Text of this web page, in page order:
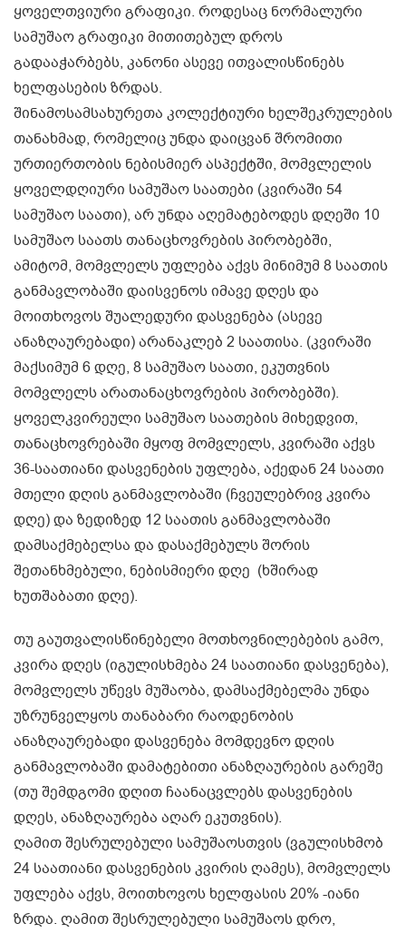
ყოველთვიური გრაფიკი. როდესაც ნორმალური
სამუშაო გრაფიკი მითითებულ დროს
გადააჭარბებს, კანონი ასევე ითვალისწინებს
ხელფასების ზრდას.
შინამოსამსახურეთა კოლექტიური ხელშეკრულების
თანახმად, რომელიც უნდა დაიცვან შრომითი
ურთიერთობის ნებისმიერ ასპექტში, მომვლელის
ყოველდღიური სამუშაო საათები (კვირაში 54
სამუშაო საათი), არ უნდა აღემატებოდეს დღეში 10
სამუშაო საათს თანაცხოვრების პირობებში,
ამიტომ, მომვლელს უფლება აქვს მინიმუმ 8 საათის
განმავლობაში დაისვენოს იმავე დღეს და
მოითხოვოს შუალედური დასვენება (ასევე
ანაზღაურებადი) არანაკლებ 2 საათისა. (კვირაში
მაქსიმუმ 6 დღე, 8 სამუშაო საათი, ეკუთვნის
მომვლელს არათანაცხოვრების პირობებში).
ყოველკვირეული სამუშაო საათების მიხედვით,
თანაცხოვრებაში მყოფ მომვლელს, კვირაში აქვს
36-საათიანი დასვენების უფლება, აქედან 24 საათი
მთელი დღის განმავლობაში (ჩვეულებრივ კვირა
დღე) და ზედიზედ 12 საათის განმავლობაში
დამსაქმებელსა და დასაქმებულს შორის
შეთანხმებული, ნებისმიერი დღე (ხშირად
ხუთშაბათი დღე).
თუ გაუთვალისწინებელი მოთხოვნილებების გამო,
კვირა დღეს (იგულისხმება 24 საათიანი დასვენება),
მომვლელს უწევს მუშაობა, დამსაქმებელმა უნდა
უზრუნველყოს თანაბარი რაოდენობის
ანაზღაურებადი დასვენება მომდევნო დღის
განმავლობაში დამატებითი ანაზღაურების გარეშე
(თუ შემდგომი დღით ჩაანაცვლებს დასვენების
დღეს, ანაზღაურება აღარ ეკუთვნის).
ღამით შესრულებული სამუშაოსთვის (ვგულისხმობ
24 საათიანი დასვენების კვირის ღამეს), მომვლელს
უფლება აქვს, მოითხოვოს ხელფასის 20% -იანი
ზრდა. ღამით შესრულებული სამუშაოს დრო,